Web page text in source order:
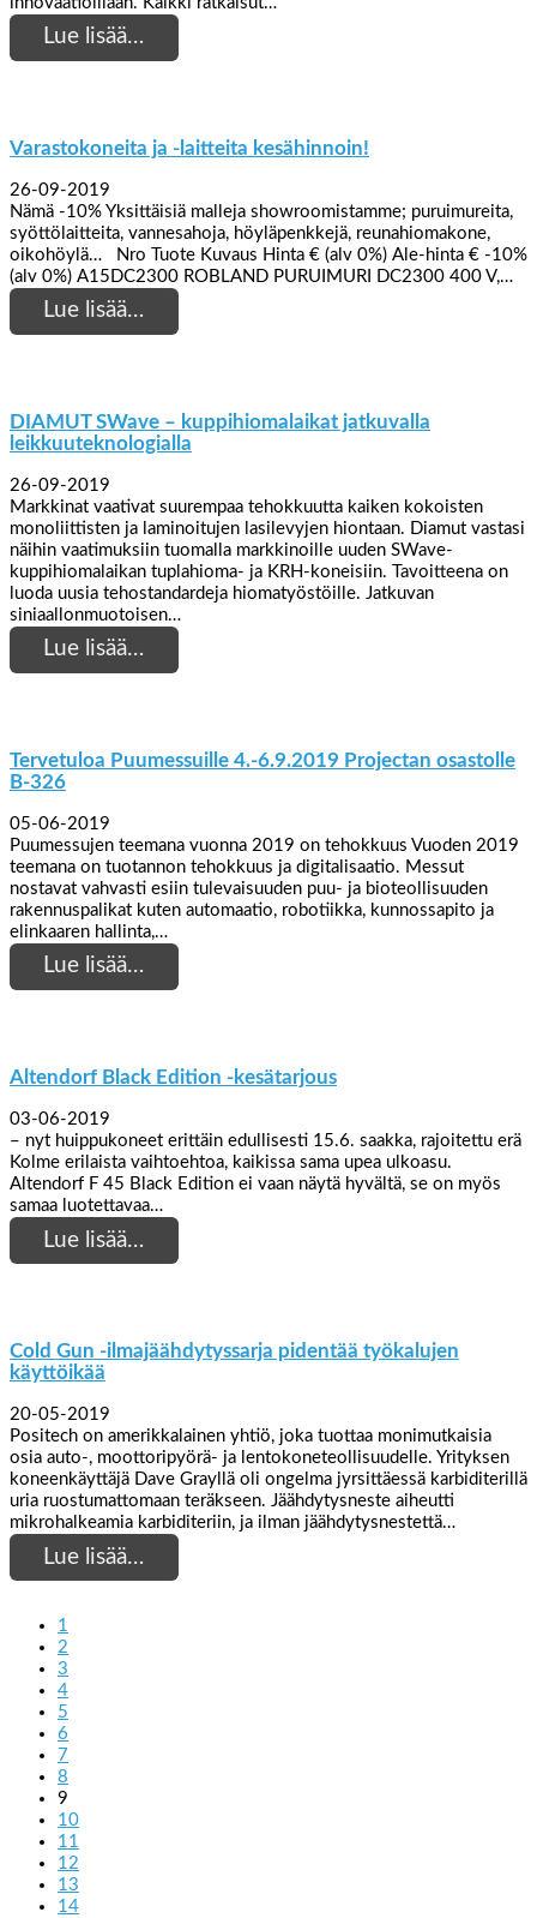
Lue lisää…
Varastokoneita ja -laitteita kesähinnoin!
26-09-2019
Nämä -10% Yksittäisiä malleja showroomistamme; puruimureita,
syöttölaitteita, vannesahoja, höyläpenkkejä, reunahiomakone,
oikohöylä… Nro Tuote Kuvaus Hinta € (alv 0%) Ale-hinta € -10%
(alv 0%) A15DC2300 ROBLAND PURUIMURI DC2300 400 V,…
Lue lisää…
DIAMUT SWave – kuppihiomalaikat jatkuvalla
leikkuuteknologialla
26-09-2019
Markkinat vaativat suurempaa tehokkuutta kaiken kokoisten
monoliittisten ja laminoitujen lasilevyjen hiontaan. Diamut vastasi
näihin vaatimuksiin tuomalla markkinoille uuden SWave-
kuppihiomalaikan tuplahioma- ja KRH-koneisiin. Tavoitteena on
luoda uusia tehostandardeja hiomatyöstöille. Jatkuvan
siniaallonmuotoisen…
Lue lisää…
Tervetuloa Puumessuille 4.-6.9.2019 Projectan osastolle
B-326
05-06-2019
Puumessujen teemana vuonna 2019 on tehokkuus Vuoden 2019
teemana on tuotannon tehokkuus ja digitalisaatio. Messut
nostavat vahvasti esiin tulevaisuuden puu- ja bioteollisuuden
rakennuspalikat kuten automaatio, robotiikka, kunnossapito ja
elinkaaren hallinta,…
Lue lisää…
Altendorf Black Edition -kesätarjous
03-06-2019
– nyt huippukoneet erittäin edullisesti 15.6. saakka, rajoitettu erä
Kolme erilaista vaihtoehtoa, kaikissa sama upea ulkoasu.
Altendorf F 45 Black Edition ei vaan näytä hyvältä, se on myös
samaa luotettavaa…
Lue lisää…
Cold Gun -ilmajäähdytyssarja pidentää työkalujen
käyttöikää
20-05-2019
Positech on amerikkalainen yhtiö, joka tuottaa monimutkaisia
osia auto-, moottoripyörä- ja lentokoneteollisuudelle. Yrityksen
koneenkäyttäjä Dave Grayllä oli ongelma jyrsittäessä karbiditerillä
uria ruostumattomaan teräkseen. Jäähdytysneste aiheutti
mikrohalkeamia karbiditeriin, ja ilman jäähdytysnestettä…
Lue lisää…
1
2
3
4
5
6
7
8
9
10
11
12
13
14